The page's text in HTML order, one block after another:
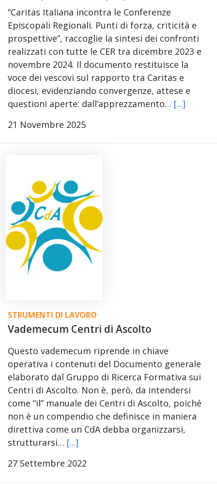
“Caritas Italiana incontra le Conferenze
Episcopali Regionali. Punti di forza, criticità e
prospettive”, raccoglie la sintesi dei confronti
realizzati con tutte le CER tra dicembre 2023 e
novembre 2024. Il documento restituisce la
voce dei vescovi sul rapporto tra Caritas e
diocesi, evidenziando convergenze, attese e
questioni aperte: dall’apprezzamento… [...]
21 Novembre 2025
STRUMENTI DI LAVORO
Vademecum Centri di Ascolto
Questo vademecum riprende in chiave
operativa i contenuti del Documento generale
elaborato dal Gruppo di Ricerca Formativa sui
Centri di Ascolto. Non è, però, da intendersi
come “il” manuale dei Centri di Ascolto, poiché
non è un compendio che definisce in maniera
direttiva come un CdA debba organizzarsi,
strutturarsi… [...]
27 Settembre 2022